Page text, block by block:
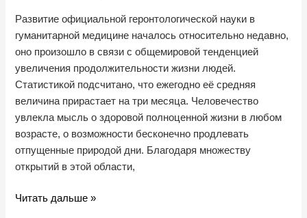
Развитие официальной геронтологической науки в
гуманитарной медицине началось относительно недавно,
оно произошло в связи с общемировой тенденцией
увеличения продолжительности жизни людей.
Статистикой подсчитано, что ежегодно её средняя
величина прирастает на три месяца. Человечество
увлекла мысль о здоровой полноценной жизни в любом
возрасте, о возможности бесконечно продлевать
отпущенные природой дни. Благодаря множеству
открытий в этой области,
Читать дальше »